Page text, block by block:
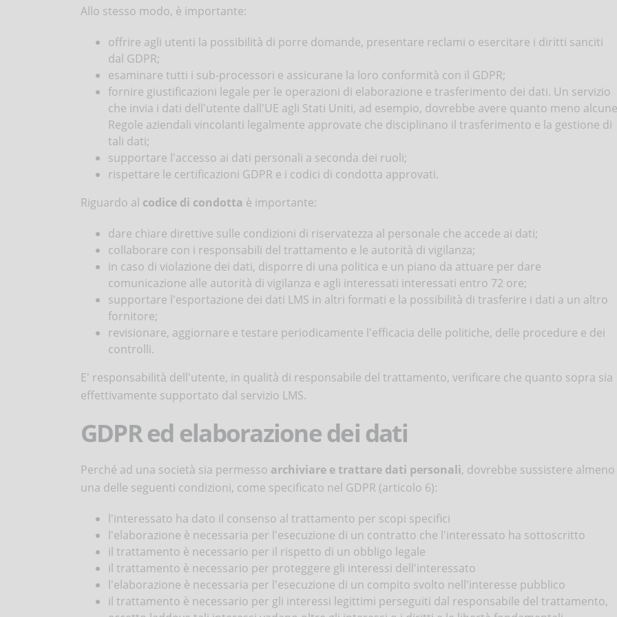
Allo stesso modo, è importante:
offrire agli utenti la possibilità di porre domande, presentare reclami o esercitare i diritti sanciti
dal GDPR;
esaminare tutti i sub-processori e assicurane la loro conformità con il GDPR;
fornire giustificazioni legale per le operazioni di elaborazione e trasferimento dei dati. Un servizio
che invia i dati dell'utente dall'UE agli Stati Uniti, ad esempio, dovrebbe avere quanto meno alcune
Regole aziendali vincolanti legalmente approvate che disciplinano il trasferimento e la gestione di
tali dati;
supportare l'accesso ai dati personali a seconda dei ruoli;
rispettare le certificazioni GDPR e i codici di condotta approvati.
Riguardo al codice di condotta è importante:
dare chiare direttive sulle condizioni di riservatezza al personale che accede ai dati;
collaborare con i responsabili del trattamento e le autorità di vigilanza;
in caso di violazione dei dati, disporre di una politica e un piano da attuare per dare
comunicazione alle autorità di vigilanza e agli interessati interessati entro 72 ore;
supportare l'esportazione dei dati LMS in altri formati e la possibilità di trasferire i dati a un altro
fornitore;
revisionare, aggiornare e testare periodicamente l'efficacia delle politiche, delle procedure e dei
controlli.
E' responsabilità dell'utente, in qualità di responsabile del trattamento, verificare che quanto sopra sia
effettivamente supportato dal servizio LMS.
GDPR ed elaborazione dei dati
Perché ad una società sia permesso archiviare e trattare dati personali, dovrebbe sussistere almeno
una delle seguenti condizioni, come specificato nel GDPR (articolo 6):
l'interessato ha dato il consenso al trattamento per scopi specifici
l'elaborazione è necessaria per l'esecuzione di un contratto che l'interessato ha sottoscritto
il trattamento è necessario per il rispetto di un obbligo legale
il trattamento è necessario per proteggere gli interessi dell'interessato
l'elaborazione è necessaria per l'esecuzione di un compito svolto nell'interesse pubblico
il trattamento è necessario per gli interessi legittimi perseguiti dal responsabile del trattamento,